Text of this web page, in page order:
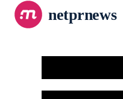
netprnews